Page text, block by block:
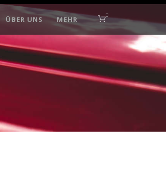
ÜBER UNS MEHR 0